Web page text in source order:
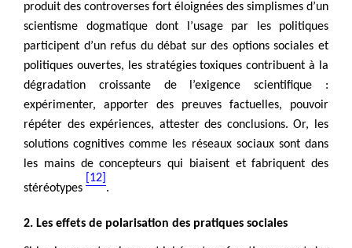
produit des controverses fort éloignées des simplismes d’un
scientisme dogmatique dont l’usage par les politiques
participent d’un refus du débat sur des options sociales et
politiques ouvertes, les stratégies toxiques contribuent à la
dégradation croissante de l’exigence scientifique :
expérimenter, apporter des preuves factuelles, pouvoir
répéter des expériences, attester des conclusions. Or, les
solutions cognitives comme les réseaux sociaux sont dans
les mains de concepteurs qui biaisent et fabriquent des
stéréotypes
[12]
.
2. Les effets de polarisation des pratiques sociales